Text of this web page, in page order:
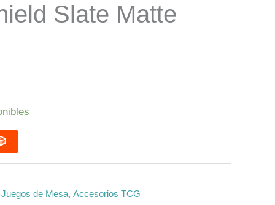
Slate Matte
🎲
de Mesa, Accesorios TCG